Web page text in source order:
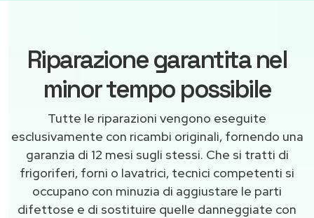
Riparazione garantita nel
minor tempo possibile
Tutte le riparazioni vengono eseguite
esclusivamente con ricambi originali, fornendo una
garanzia di 12 mesi sugli stessi. Che si tratti di
frigoriferi, forni o lavatrici, tecnici competenti si
occupano con minuzia di aggiustare le parti
difettose e di sostituire quelle danneggiate con